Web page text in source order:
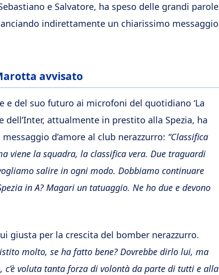
e Salvatore, ha speso delle grandi parole
indirettamente un chiarissimo messaggio
avvisato
e del suo futuro ai microfoni del quotidiano ‘La
attualmente in prestito alla Spezia, ha
d’amore al club nerazzurro: “Classifica
viene la squadra, la classifica vera. Due traguardi
salire in ogni modo. Dobbiamo continuare
in A? Magari un tatuaggio. Ne ho due e devono
giusta per la crescita del bomber nerazzurro.
molto, se ha fatto bene? Dovrebbe dirlo lui, ma
voluta tanta forza di volontà da parte di tutti e alla